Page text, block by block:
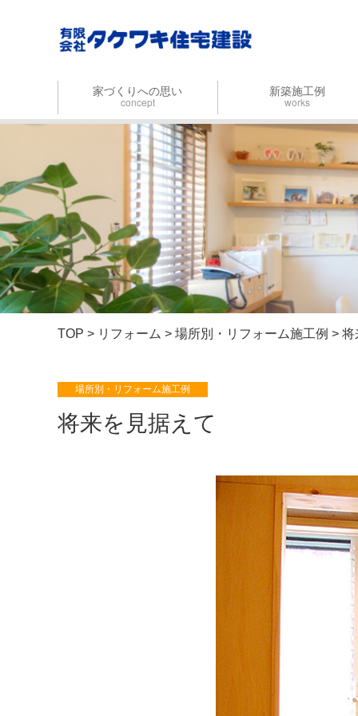
家づくりへの思い
concept
家づくりの流れ
お金のはなし
自然力を活かす
木の家にこだわる
時間をかけてつくる
住み継ぐ
新築施工例
works
タケワキデザイン
設計事務所デザイン
TOP > リフォーム > 場所別・リフォーム施工例 > 将
場所別・リフォーム施工例
将来を見据えて